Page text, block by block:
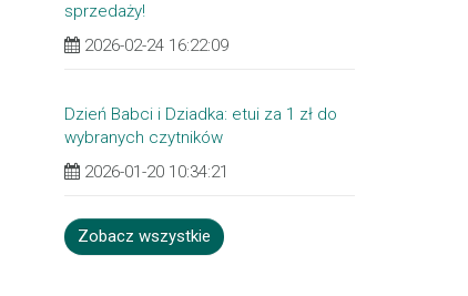
sprzedaży!
2026-02-24 16:22:09
Dzień Babci i Dziadka: etui za 1 zł do
wybranych czytników
2026-01-20 10:34:21
Zobacz wszystkie